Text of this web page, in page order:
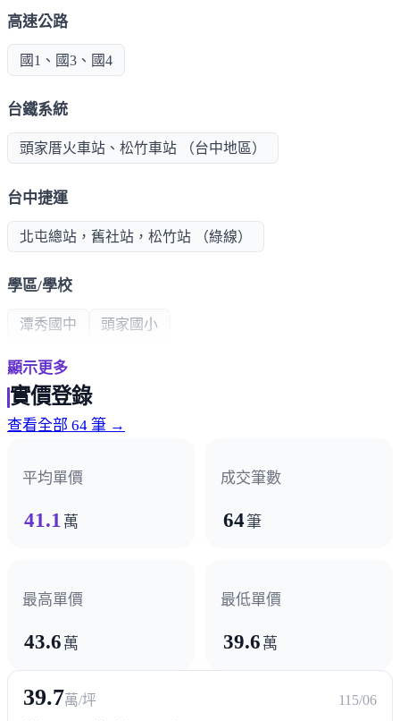
高速公路
國1、國3、國4
台鐵系統
頭家厝火車站、松竹車站 （台中地區）
台中捷運
北屯總站，舊社站，松竹站 （綠線）
學區/學校
潭秀國中 頭家國小
公共建設
好市多
頭家商圈 機捷好市多商圈
醫療機構
顯示更多
實價登錄
查看全部 64 筆 →
平均單價
41.1 萬
成交筆數
64筆
最高單價
43.6 萬
最低單價
39.6 萬
39.7萬/坪
115/06